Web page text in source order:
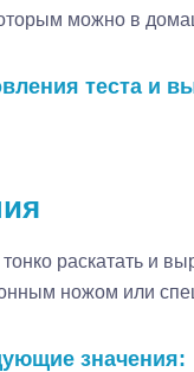
можно в
теста и
раскатать и
ножом или
значения: